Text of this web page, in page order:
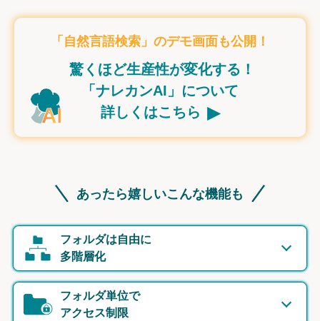
「自然言語検索」のデモ画面も公開！
驚くほど生産性が変化する！
「ナレカンAI」について
詳しくはこちら ▸
あったら嬉しいこんな機能も
フォルダは自由に
多階層化
フォルダ単位で
アクセス制限